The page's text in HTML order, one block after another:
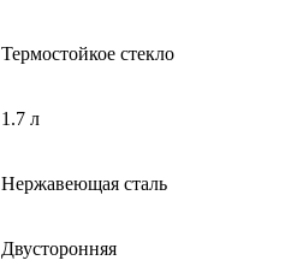
Термостойкое стекло
1.7 л
Нержавеющая сталь
Двусторонняя